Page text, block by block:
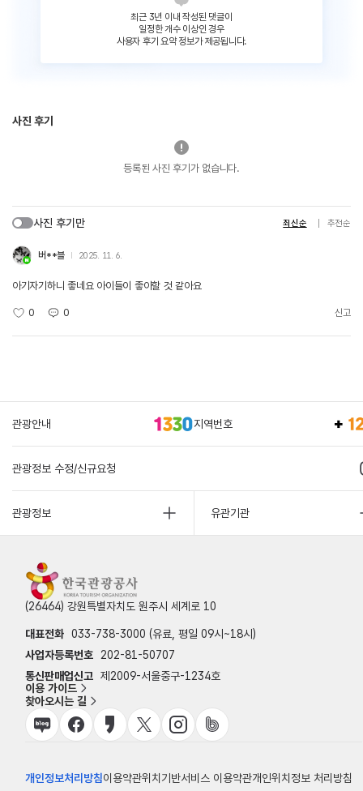
최근 3년 이내 작성된 댓글이
일정한 개수 이상인 경우
사용자 후기 요약 정보가 제공됩니다.
사진 후기
등록된 사진 후기가 없습니다.
사진 후기만 최신순 추천순
버**블 2025. 11. 6.
아기자기하니 좋네요 아이들이 좋아할 것 같아요
0 0 신고
관광안내 지역번호
관광정보 수정/신규요청
관광정보 유관기관
(26464) 강원특별자치도 원주시 세계로 10
대표전화 033-738-3000 (유료, 평일 09시~18시)
사업자등록번호
202-81-50707
통신판매업신고 제2009-서울중구-1234호
이용 가이드
찾아오시는 길
개인정보처리방침이용약관위치기반서비스 이용약관개인위치정보 처리방침